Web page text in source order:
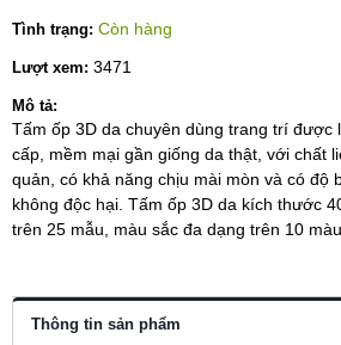
Tình trạng: Còn hàng
Lượt xem: 3471
Mô tả:
Tấm ốp 3D da chuyên dùng trang trí được
cấp, mềm mại gần giống da thật, với chất
quản, có khả năng chịu mài mòn và có độ
không độc hại. Tấm ốp 3D da kích thước
trên 25 mẫu, màu sắc đa dạng trên 10
Thông tin sản phẩm